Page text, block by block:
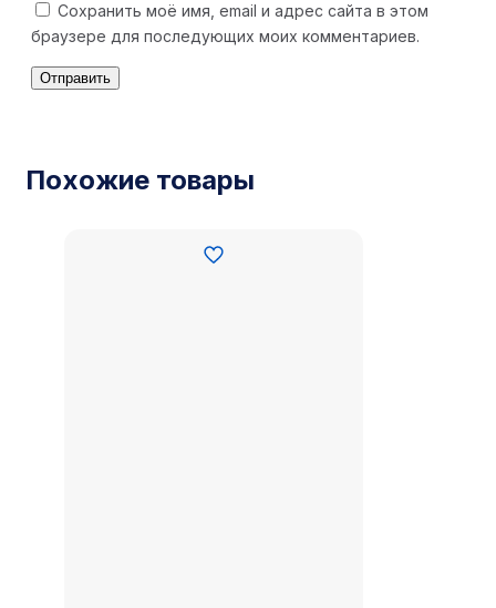
Сохранить моё имя, email и адрес сайта в этом
браузере для последующих моих комментариев.
Похожие товары